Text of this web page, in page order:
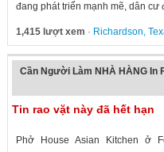
đang phát triển mạnh mẽ, dân cư
1,415 lượt xem · Richardson,
Cần Người Làm NHÀ HÀNG In
Tin rao vặt này đã hết hạn
Phở House Asian Kitchen ở